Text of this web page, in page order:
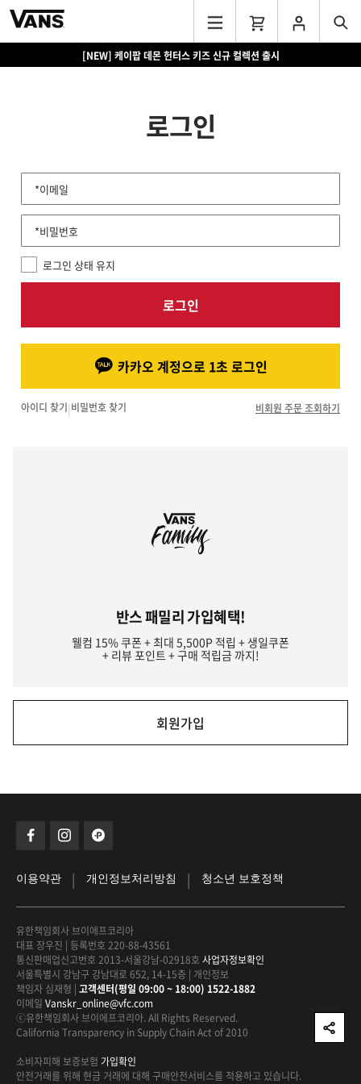
[NEW] 케이팝 데몬 헌터스 키즈 신규 컬렉션 출시
로그인
*이메일
*비밀번호
로그인 상태 유지
로그인
카카오 계정으로 1초 로그인
아이디 찾기|비밀번호 찾기 비회원 주문 조회하기
반스 패밀리 가입혜택!
웰컴 15% 쿠폰 + 최대 5,500P 적립 + 생일쿠폰
+ 리뷰 포인트 + 구매 적립금 까지!
회원가입
이용약관 | 개인정보처리방침 | 청소년 보호정책
유한책임회사 브이에프코리아
대표 장우진 | 등록번호 220-88-43561
통신판매업신고번호 2013-서울강남-02918호 사업자정보확인
서울특별시 강남구 강남대로 652, 14-15층 | 개인정보
책임자 심재형 | 고객센터(평일 09:00 ~ 18:00) 1522-1882
이메일 Vanskr_online@vfc.com
ⓒ유한책임회사 브이에프코리아. All Rights Reserved.
California Transparency in Supply Chain Act of 2010
소비자피해 보증보험 가입확인
안전거래를 위해 현금 거래에 대해 구매안전서비스를 적용하고 있습니다.